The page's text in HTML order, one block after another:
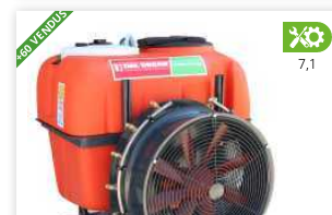
Oliviero
Olix
OMA
Omas
Ompagrill
Ooni
+60 VENDUS 7,1